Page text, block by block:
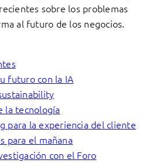
sobre los problemas
al futuro de los negocios.
futuro con la IA
la tecnología
para la experiencia del cliente
para el mañana
con el Foro